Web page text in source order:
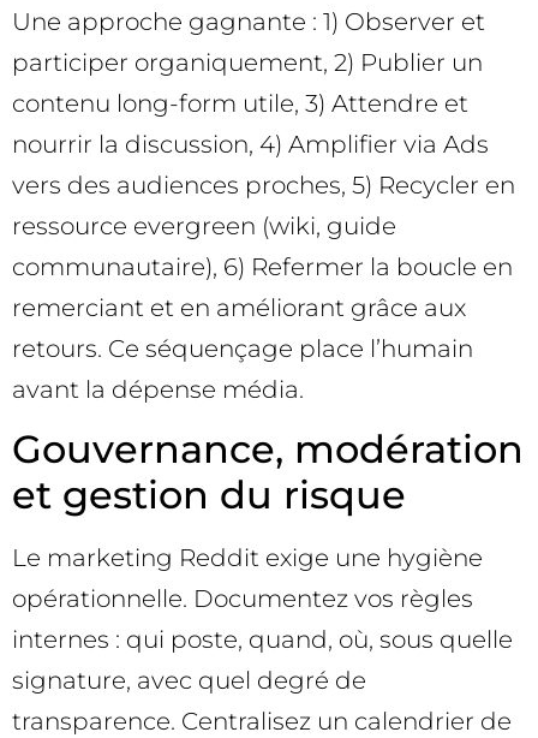
Une approche gagnante : 1) Observer et
participer organiquement, 2) Publier un
contenu long-form utile, 3) Attendre et
nourrir la discussion, 4) Amplifier via Ads
vers des audiences proches, 5) Recycler en
ressource evergreen (wiki, guide
communautaire), 6) Refermer la boucle en
remerciant et en améliorant grâce aux
retours. Ce séquençage place l’humain
avant la dépense média.
Gouvernance, modération
et gestion du risque
Le marketing Reddit exige une hygiène
opérationnelle. Documentez vos règles
internes : qui poste, quand, où, sous quelle
signature, avec quel degré de
transparence. Centralisez un calendrier de